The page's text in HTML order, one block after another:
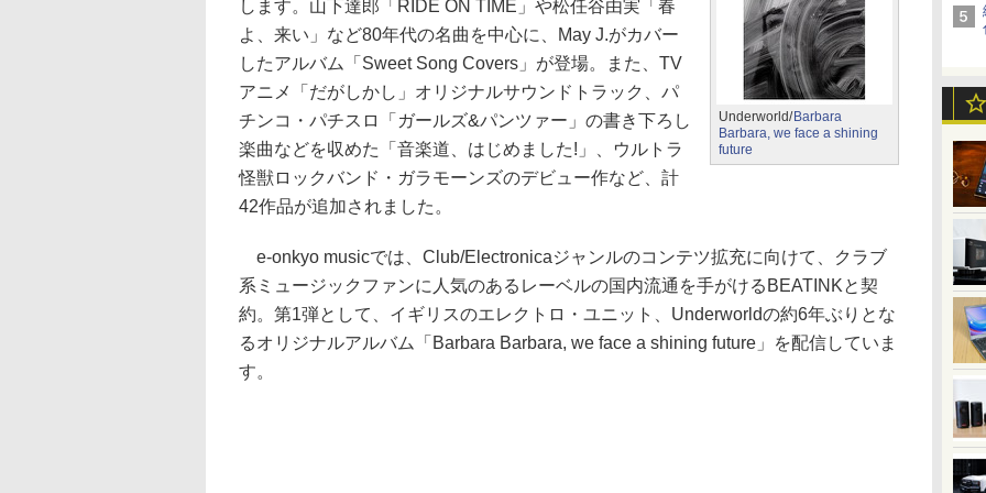
Underworld/ Barbara
Barbara, we face a shining
future
します。山下達郎「RIDE ON TIME」や松任谷由実「春
よ、来い」など80年代の名曲を中心に、May J.がカバー
したアルバム「Sweet Song Covers」が登場。また、TV
アニメ「だがしかし」オリジナルサウンドトラック、パ
チンコ・パチスロ「ガールズ&パンツァー」の書き下ろし
楽曲などを収めた「音楽道、はじめました!」、ウルトラ
怪獣ロックバンド・ガラモーンズのデビュー作など、計
42作品が追加されました。
e-onkyo musicでは、Club/Electronicaジャンルのコンテツ拡充に向けて、クラブ
系ミュージックファンに人気のあるレーベルの国内流通を手がけるBEATINKと契
約。第1弾として、イギリスのエレクトロ・ユニット、Underworldの約6年ぶりとな
るオリジナルアルバム「Barbara Barbara, we face a shining future」を配信していま
す。